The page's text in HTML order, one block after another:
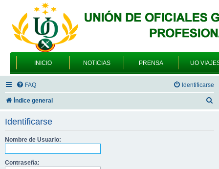
INICIO NOTICIAS PRENSA UO
FAQ Identificarse
Índice general
Identificarse
Nombre de Usuario:
Contraseña: